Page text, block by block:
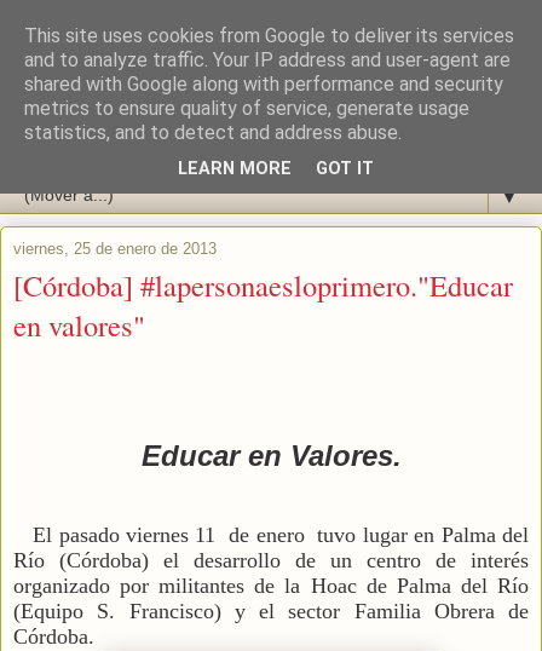
▼
viernes, 25 de enero de 2013
[Córdoba] #lapersonaesloprimero."Educar
en valores"
Educar en Valores.
El pasado viernes 11 de enero tuvo lugar en Palma del
Río (Córdoba) el desarrollo de un centro de interés
organizadopor militantes de la Hoac de Palma del Río
(Equipo S. Francisco) y el sector Familia Obrera de
Córdoba.
This site uses cookies from Google to deliver its services
and to analyze traffic. Your IP address and user-agent are
shared with Google along with performance and security
metrics to ensure quality of service, generate usage
statistics, and to detect and address abuse.
LEARN MORE GOT IT